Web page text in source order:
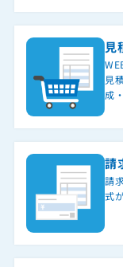
見
見
成
請
請
式